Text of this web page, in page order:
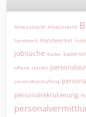
Arbeitsmarkt Arbeitsrecht
handwerk Handwerker
jobsuche Kader
offene stellen
personalbeschaffung
personalrekrutierung